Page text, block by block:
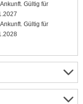
Gültig für
Gültig für